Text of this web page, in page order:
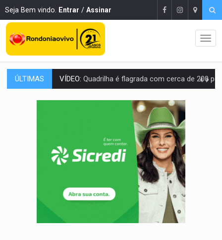
Seja Bem vindo. Entrar / Assinar
ÚLTIMAS BAIRRO TEIXEIRÃO:MPF cobra regularização fundiária da
SUCESSO NA ABERTURA:2ª Feira Rondônia Empreendedora segue no Espaço
Secretário da Seinfra de Porto Velho pede
SAÚDE INDÍGENA:Pirahã terão consultas e exames especializados durante
ECONOMIA:Dia dos pais deve movimentar R$ 8,5 bilhões e RO
Bailarina da Praça organiza celebração gratuita
VÍDEO:Perseguição a embarcação no rio Madeira termina com
MEGA SENA: Prêmio acumula para R$ 165